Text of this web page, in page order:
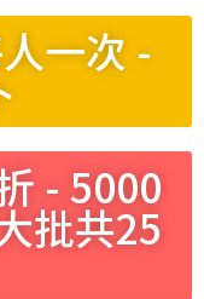
一次 -
- 5000
批共25